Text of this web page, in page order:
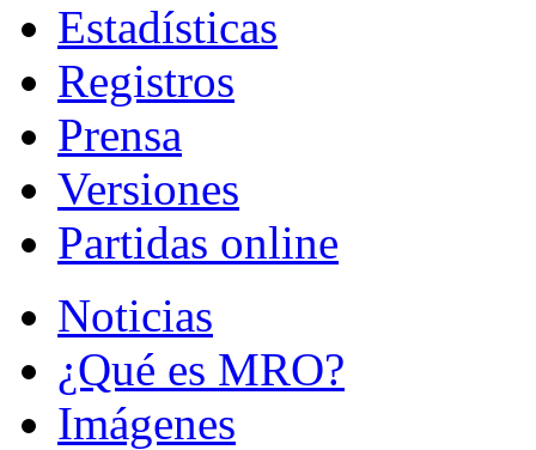
Estadísticas
Registros
Prensa
Versiones
Partidas online
Noticias
¿Qué es MRO?
Imágenes